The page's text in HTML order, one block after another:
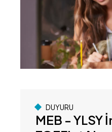
DUYURU
MEB - YLSY